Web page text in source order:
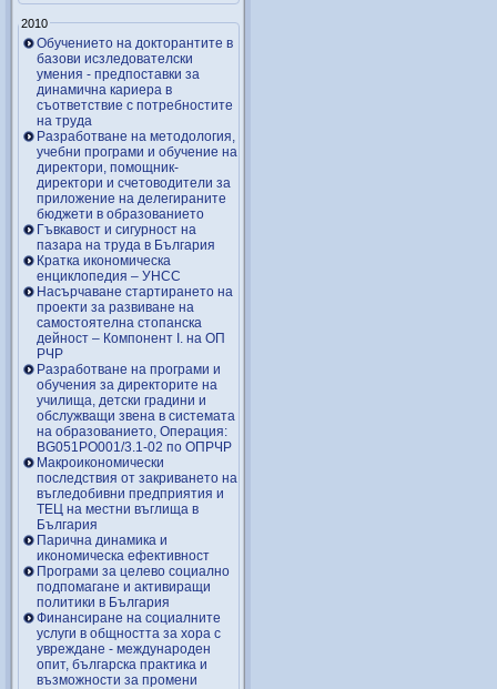
2010
Обучението на докторантите в
базови исзледователски
умения - предпоставки за
динамична кариера в
съответствие с потребностите
на труда
Разработване на методология,
учебни програми и обучение на
директори, помощник-
директори и счетоводители за
приложение на делегираните
бюджети в образованието
Гъвкавост и сигурност на
пазара на труда в България
Кратка икономическа
енциклопедия – УНСС
Насърчаване стартирането на
проекти за развиване на
самостоятелна стопанска
дейност – Компонент I. на ОП
РЧР
Разработване на програми и
обучения за директорите на
училища, детски градини и
обслужващи звена в системата
на образованието, Операция:
BG051PO001/3.1-02 по ОПРЧР
Макроикономически
последствия от закриването на
въгледобивни предприятия и
ТЕЦ на местни въглища в
България
Парична динамика и
икономическа ефективност
Програми за целево социално
подпомагане и активиращи
политики в България
Финансиране на социалните
услуги в общността за хора с
увреждане - международен
опит, българска практика и
възможности за промени